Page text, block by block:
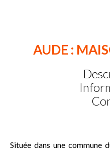
AUDE :
Située dans une commune